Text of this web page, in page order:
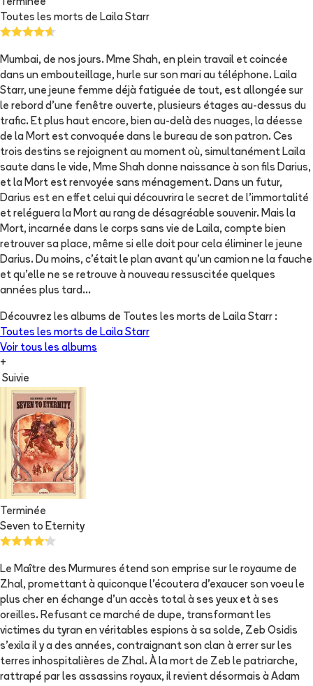
Terminée
Toutes les morts de Laila Starr
Mumbai, de nos jours. Mme Shah, en plein travail et coincée
dans un embouteillage, hurle sur son mari au téléphone. Laila
Starr, une jeune femme déjà fatiguée de tout, est allongée sur
le rebord d'une fenêtre ouverte, plusieurs étages au-dessus du
trafic. Et plus haut encore, bien au-delà des nuages, la déesse
de la Mort est convoquée dans le bureau de son patron. Ces
trois destins se rejoignent au moment où, simultanément Laila
saute dans le vide, Mme Shah donne naissance à son fils Darius,
et la Mort est renvoyée sans ménagement. Dans un futur,
Darius est en effet celui qui découvrira le secret de l'immortalité
et reléguera la Mort au rang de désagréable souvenir. Mais la
Mort, incarnée dans le corps sans vie de Laila, compte bien
retrouver sa place, même si elle doit pour cela éliminer le jeune
Darius. Du moins, c'était le plan avant qu'un camion ne la fauche
et qu'elle ne se retrouve à nouveau ressuscitée quelques
années plus tard...
Découvrez les albums de Toutes les morts de Laila Starr :
Toutes les morts de Laila Starr
Voir tous les albums
+
Suivie
Terminée
Seven to Eternity
Le Maître des Murmures étend son emprise sur le royaume de
Zhal, promettant à quiconque l'écoutera d'exaucer son voeu le
plus cher en échange d'un accès total à ses yeux et à ses
oreilles. Refusant ce marché de dupe, transformant les
victimes du tyran en véritables espions à sa solde, Zeb Osidis
s'exila il y a des années, contraignant son clan à errer sur les
terres inhospitalières de Zhal. À la mort de Zeb le patriarche,
rattrapé par les assassins royaux, il revient désormais à Adam